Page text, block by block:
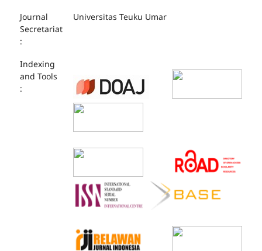
Journal
Secretariat
:
Universitas Teuku Umar
Indexing
and Tools
: